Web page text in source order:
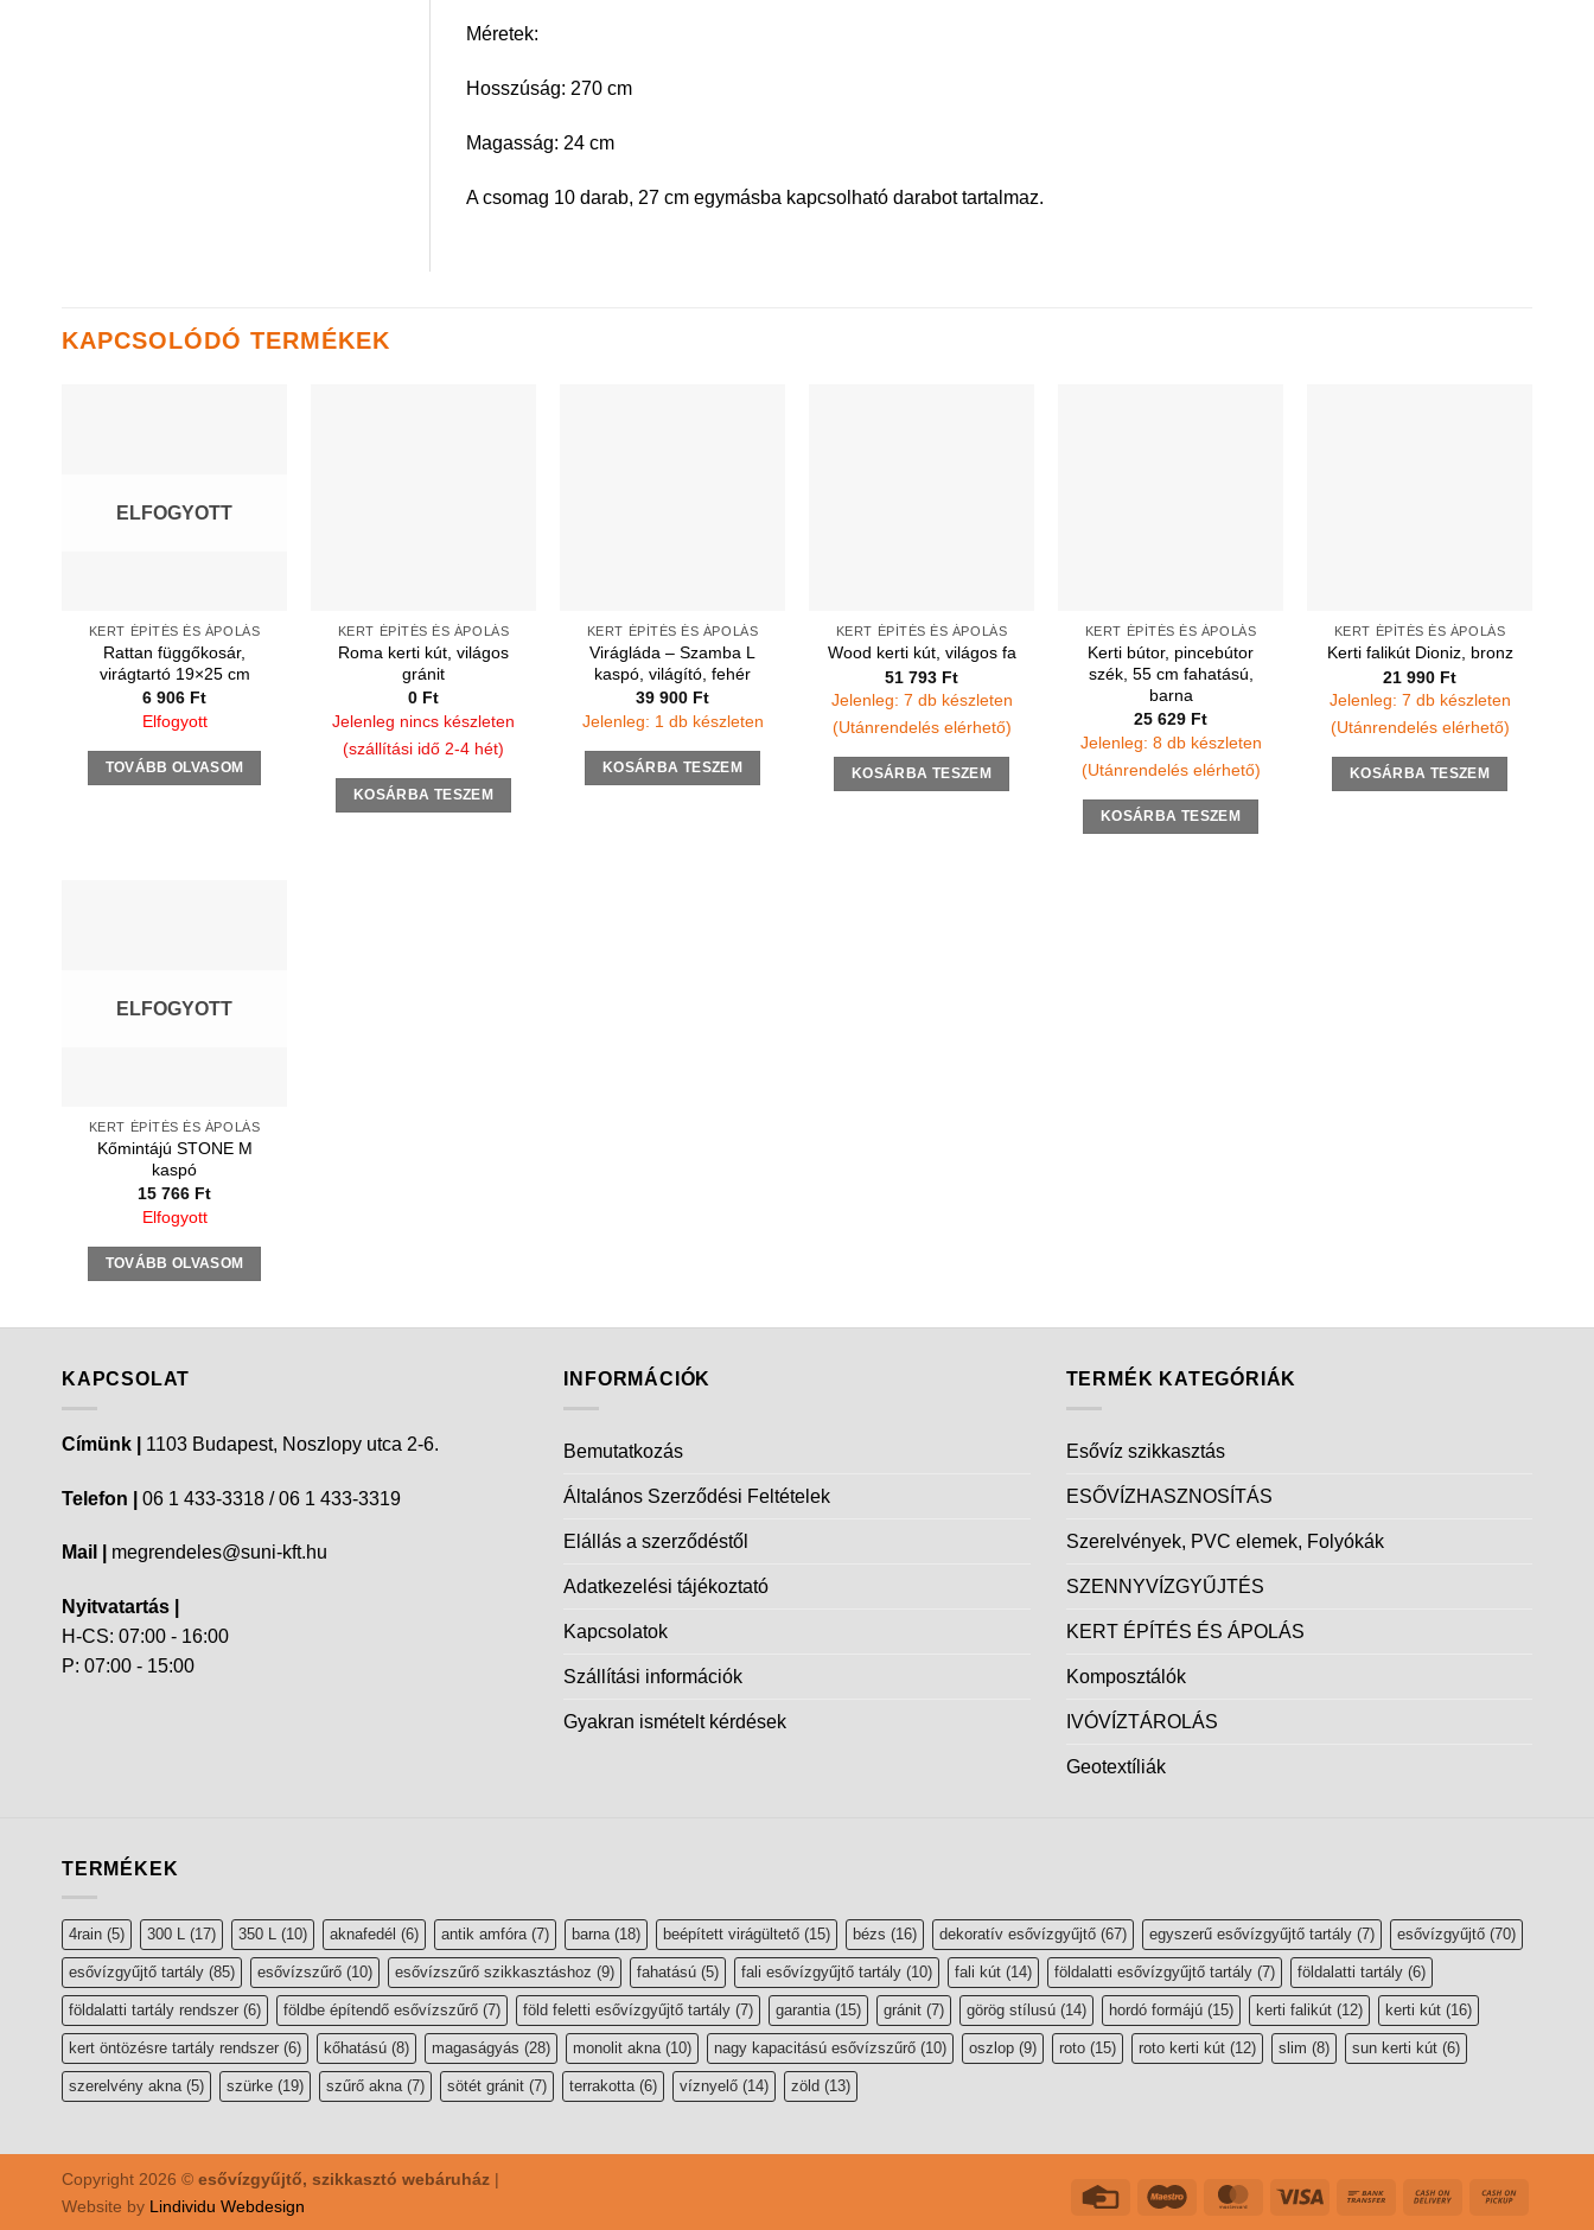
Méretek:
Hosszúság: 270 cm
Magasság: 24 cm
A csomag 10 darab, 27 cm egymásba kapcsolható darabot tartalmaz.
KAPCSOLÓDÓ TERMÉKEK
ELFOGYOTT
KERT ÉPÍTÉS ÉS ÁPOLÁS
Rattan függőkosár,
virágtartó 19×25 cm
6 906 Ft
Elfogyott
TOVÁBB OLVASOM
KERT ÉPÍTÉS ÉS ÁPOLÁS
Roma kerti kút, világos
gránit
0 Ft
Jelenleg nincs készleten
(szállítási idő 2-4 hét)
KOSÁRBA TESZEM
KERT ÉPÍTÉS ÉS ÁPOLÁS
Virágláda – Szamba L
kaspó, világító, fehér
39 900 Ft
Jelenleg: 1 db készleten
KOSÁRBA TESZEM
KERT ÉPÍTÉS ÉS ÁPOLÁS
Wood kerti kút, világos fa
51 793 Ft
Jelenleg: 7 db készleten
(Utánrendelés elérhető)
KOSÁRBA TESZEM
KERT ÉPÍTÉS ÉS ÁPOLÁS
Kerti bútor, pincebútor
szék, 55 cm fahatású,
barna
25 629 Ft
Jelenleg: 8 db készleten
(Utánrendelés elérhető)
KOSÁRBA TESZEM
KERT ÉPÍTÉS ÉS ÁPOLÁS
Kerti falikút Dioniz, bronz
21 990 Ft
Jelenleg: 7 db készleten
(Utánrendelés elérhető)
KOSÁRBA TESZEM
ELFOGYOTT
KERT ÉPÍTÉS ÉS ÁPOLÁS
Kőmintájú STONE M
kaspó
15 766 Ft
Elfogyott
TOVÁBB OLVASOM
KAPCSOLAT
Címünk | 1103 Budapest, Noszlopy utca 2-6.
Telefon | 06 1 433-3318 / 06 1 433-3319
Mail | megrendeles@suni-kft.hu
Nyitvatartás |
H-CS: 07:00 - 16:00
P: 07:00 - 15:00
INFORMÁCIÓK
Bemutatkozás
Általános Szerződési Feltételek
Elállás a szerződéstől
Adatkezelési tájékoztató
Kapcsolatok
Szállítási információk
Gyakran ismételt kérdések
TERMÉK KATEGÓRIÁK
Esővíz szikkasztás
ESŐVÍZHASZNOSÍTÁS
Szerelvények, PVC elemek, Folyókák
SZENNYVÍZGYŰJTÉS
KERT ÉPÍTÉS ÉS ÁPOLÁS
Komposztálók
IVÓVÍZTÁROLÁS
Geotextíliák
TERMÉKEK
4rain (5) 300 L (17) 350 L (10) aknafedél (6) antik amfóra(7) barna(18) beépített virágültető (15) bézs (16) dekoratív esővízgyűjtő (67) egyszerű esővízgyűjtő tartály (7) esővízgyűjtő (70)
esővízgyűjtő tartály (85) esővízszűrő (10) esővízszűrő szikkasztáshoz (9) fahatású (5) fali esővízgyűjtő tartály (10) fali kút (14) földalatti esővízgyűjtő tartály (7) földalatti tartály (6)
földalatti tartály rendszer (6) földbe építendő esővízszűrő (7) föld feletti esővízgyűjtő tartály (7) garantia(15) gránit (7) görög stílusú (14) hordó formájú (15) kerti falikút (12) kerti kút (16)
kert öntözésre tartály rendszer (6) kőhatású (8) magaságyás (28) monolit akna(10) nagy kapacitású esővízszűrő (10) oszlop (9) roto (15) roto kerti kút (12) slim (8) sun kerti kút (6)
szerelvény akna(5) szürke (19) szűrő akna(7) sötét gránit (7) terrakotta(6) víznyelő (14) zöld (13)
Copyright 2026 © esővízgyűjtő, szikkasztó webáruház |
Website by Lindividu Webdesign